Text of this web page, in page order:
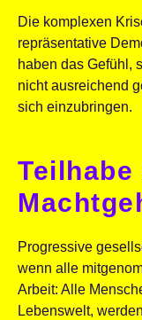
Die komplexen
repräsentative
haben das Gefühl,
nicht ausreichend
sich einzubringen.
Progressive
wenn alle
Arbeit: Alle
Lebenswelt,